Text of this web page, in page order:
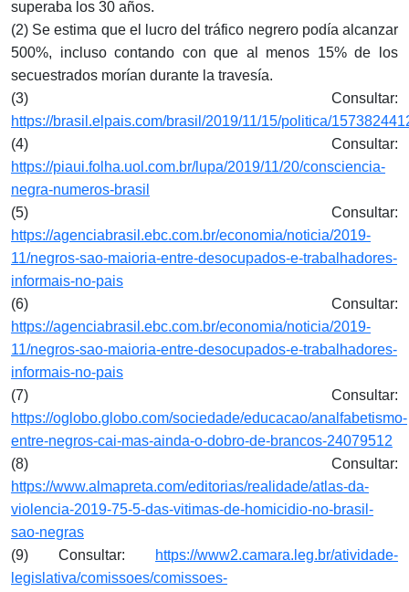
superaba los 30 años.
(2) Se estima que el lucro del tráfico negrero podía alcanzar
500%, incluso contando con que al menos 15% de los
secuestrados morían durante la travesía.
(3) Consultar:
https://brasil.elpais.com/brasil/2019/11/15/politica/
(4) Consultar:
https://piaui.folha.uol.com.br/lupa/2019/11/20/consciencia-
negra-numeros-brasil
(5) Consultar:
https://agenciabrasil.ebc.com.br/economia/noticia/2019-
11/negros-sao-maioria-entre-desocupados-e-trabalhadores-
informais-no-pais
(6) Consultar:
https://agenciabrasil.ebc.com.br/economia/noticia/2019-
11/negros-sao-maioria-entre-desocupados-e-trabalhadores-
informais-no-pais
(7) Consultar:
https://oglobo.globo.com/sociedade/educacao/analfabetismo-
entre-negros-cai-mas-ainda-o-dobro-de-brancos-24079512
(8) Consultar:
https://www.almapreta.com/editorias/realidade/atlas-da-
violencia-2019-75-5-das-vitimas-de-homicidio-no-brasil-
sao-negras
(9) Consultar:
https://www2.camara.leg.br/atividade-
legislativa/comissoes/comissoes-